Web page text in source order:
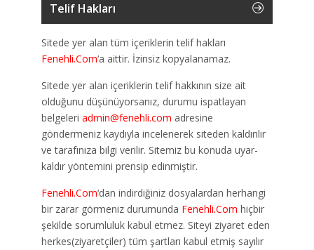
Telif Hakları
Sitede yer alan tüm içeriklerin telif hakları
Fenehli.Com‘a aittir. İzinsiz kopyalanamaz.
Sitede yer alan içeriklerin telif hakkının size ait
olduğunu düşünüyorsanız, durumu ispatlayan
belgeleri admin@fenehli.com adresine
göndermeniz kaydıyla incelenerek siteden kaldırılır
ve tarafınıza bilgi verilir. Sitemiz bu konuda uyar-
kaldır yöntemini prensip edinmiştir.
Fenehli.Com‘dan indirdiğiniz dosyalardan herhangi
bir zarar görmeniz durumunda Fenehli.Com hiçbir
şekilde sorumluluk kabul etmez. Siteyi ziyaret eden
herkes(ziyaretçiler) tüm şartları kabul etmiş sayılır